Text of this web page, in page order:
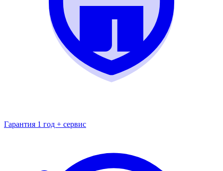
Гарантия 1 год + сервис